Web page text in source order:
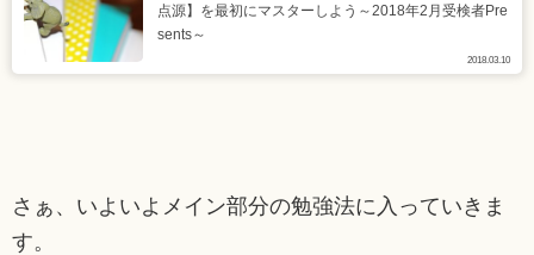
点源】を最初にマスターしよう～2018年2月受検者Pre
sents～
2018.03.10
さぁ、いよいよメイン部分の勉強法に入っていきま
す。